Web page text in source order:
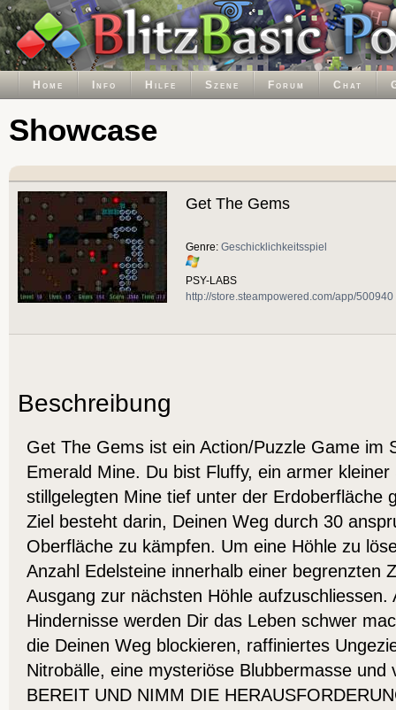
Home Info Hilfe Szene Forum Chat
Showcase
Get The Gems
Genre: Geschicklichkeitsspiel
PSY-LABS
http://store.steampowered.com/app/500940
Beschreibung
Get The Gems ist ein Action/Puzzle Game im
Emerald Mine. Du bist Fluffy, ein armer
stillgelegten Mine tief unter der Erdoberfläche
Ziel besteht darin, Deinen Weg durch 30
Oberfläche zu kämpfen. Um eine Höhle zu
Anzahl Edelsteine innerhalb einer begrenzten
Ausgang zur nächsten Höhle aufzuschliessen.
Hindernisse werden Dir das Leben schwer
die Deinen Weg blockieren, raffiniertes
Nitrobälle, eine mysteriöse Blubbermasse und
BEREIT UND NIMM DIE